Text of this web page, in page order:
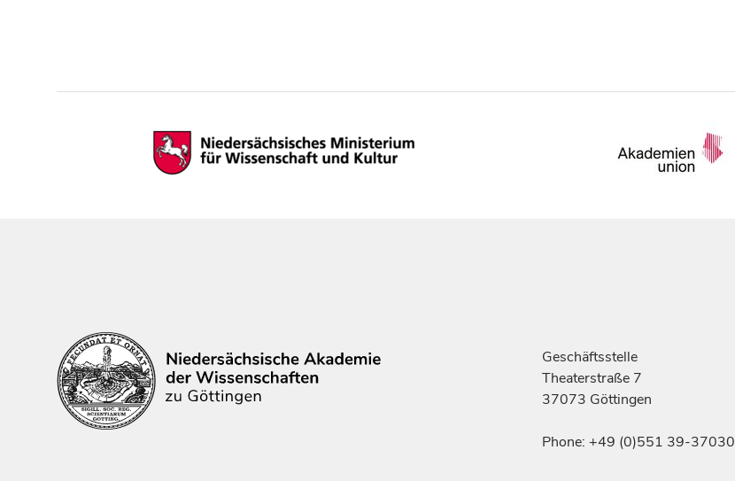
Geschäftsstelle
Theaterstraße 7
37073 Göttingen
Phone: +49 (0)551 39-37030